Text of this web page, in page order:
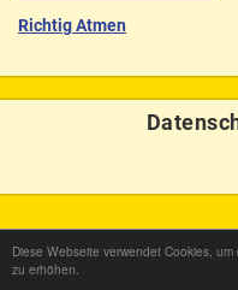
Diese Webseite verwendet Cookies,
zu erhöhen.
Richtig Atmen